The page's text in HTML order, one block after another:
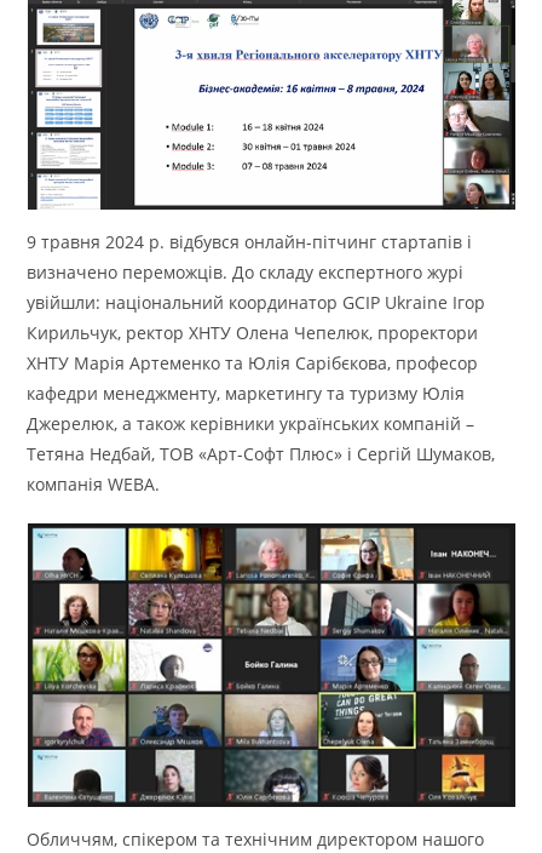
9 травня 2024 р. відбувся онлайн-пітчинг стартапів і
визначено переможців. До складу експертного журі
увійшли: національний координатор GCIP Ukraine Ігор
Кирильчук, ректор ХНТУ Олена Чепелюк, проректори
ХНТУ Марія Артеменко та Юлія Сарібєкова, професор
кафедри менеджменту, маркетингу та туризму Юлія
Джерелюк, а також керівники українських компаній –
Тетяна Недбай, ТОВ «Арт-Софт Плюс» і Сергій Шумаков,
компанія WEBA.
Обличчям, спікером та технічним директором нашого